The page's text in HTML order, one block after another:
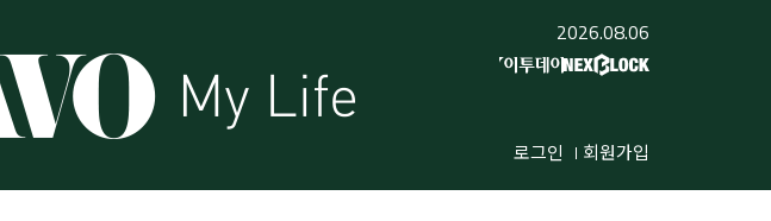
2026.08.06
로그인 회원가입